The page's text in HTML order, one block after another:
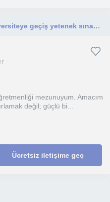
Eğitim Fakültesi, lise veya üniversiteye geçiş yetenek sınavı (karakalem) hazırlık dersleri v
mezunuyum. Amacım
değil; güçlü bi...
Ücretsiz iletişime geç